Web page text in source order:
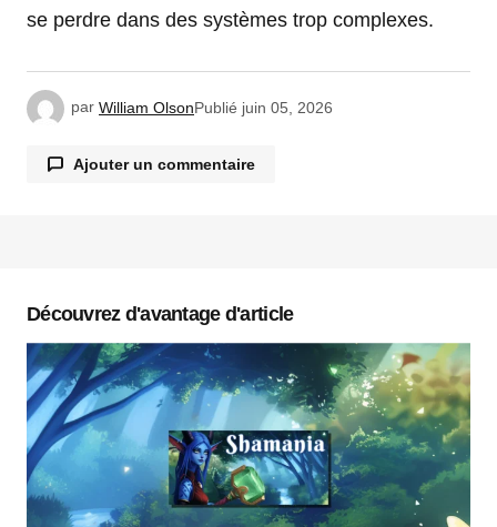
se perdre dans des systèmes trop complexes.
par William OlsonPublié juin 05, 2026
Ajouter un commentaire
Commentaire*
Votre nom
Découvrez d'avantage d'article